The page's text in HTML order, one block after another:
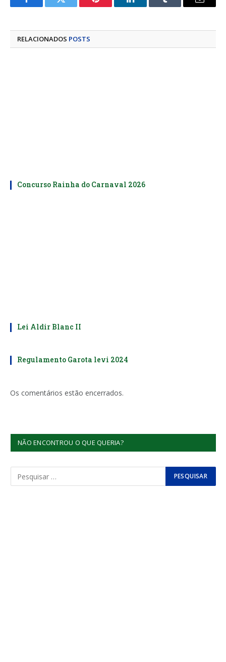
FacebookTwitter Pinterest LinkedInTumblr
E-
RELACIONADOS POSTS
Concurso Rainha do Carnaval 2026
Lei Aldir Blanc II
Regulamento Garota levi 2024
Os comentários estão encerrados.
NÃO ENCONTROU O QUE QUERIA?